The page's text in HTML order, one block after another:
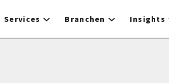
Services Branchen Insights